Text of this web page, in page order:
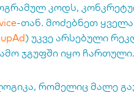
კოდს,
-თან. მოძებნეთ ყველა
) უკვე არსებული
ჯგუფში იყო ჩართული.
რომელიც მალე